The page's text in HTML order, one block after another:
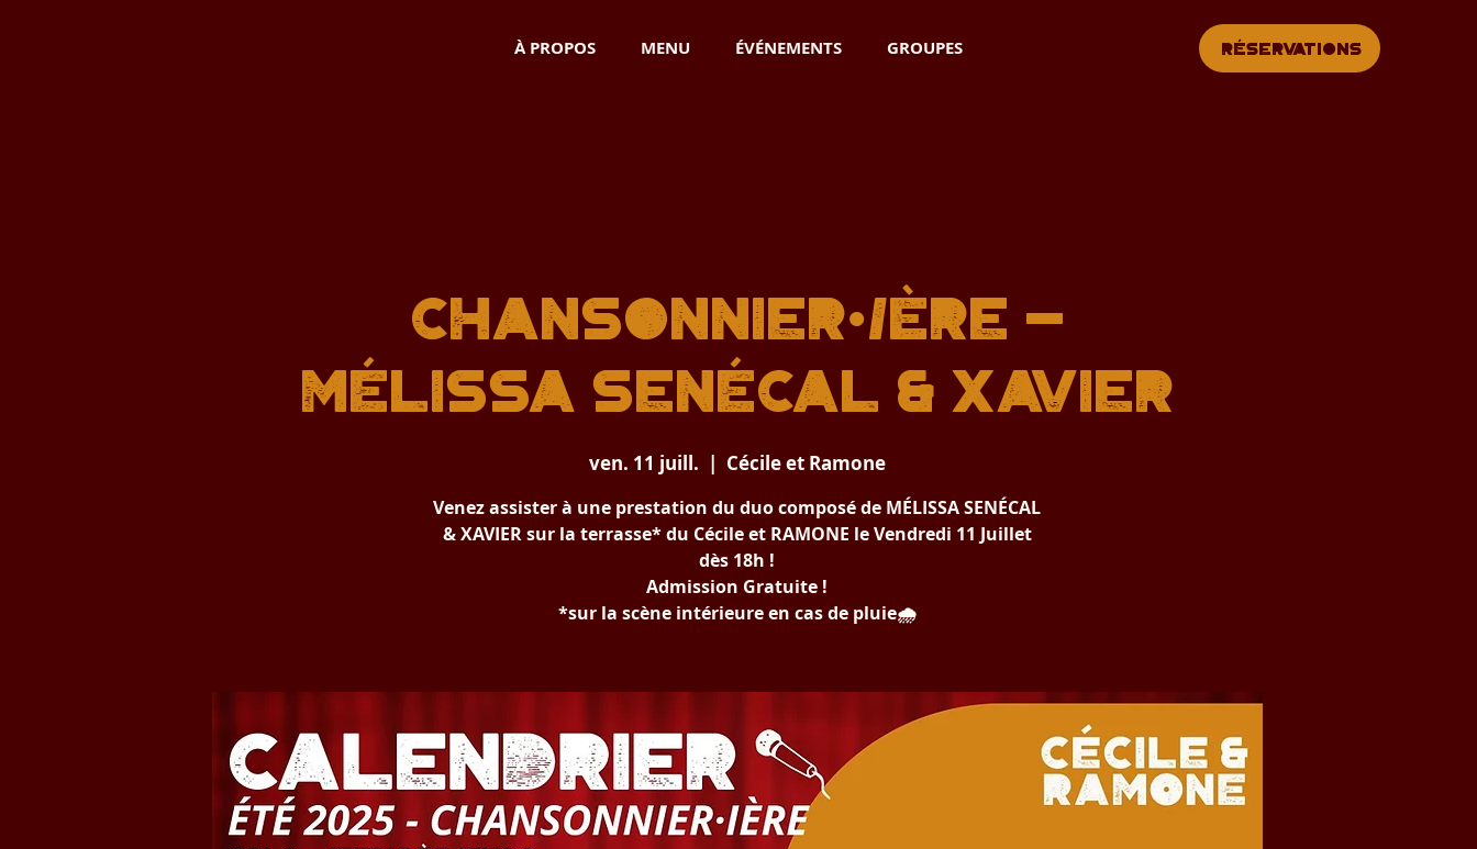
À PROPOS MENU ÉVÉNEMENTS GROUPES Réservations
CHANSONNIER•/ÈRE -
MÉLISSA SENÉCAL & XAVIER
ven. 11 juill.
  |
Cécile et Ramone
Venez assister à une prestation du duo composé de MÉLISSA SENÉCAL
& XAVIER sur la terrasse* du Cécile et RAMONE le Vendredi 11 Juillet
dès 18h !
Admission Gratuite !
*sur la scène intérieure en cas de pluie🌧